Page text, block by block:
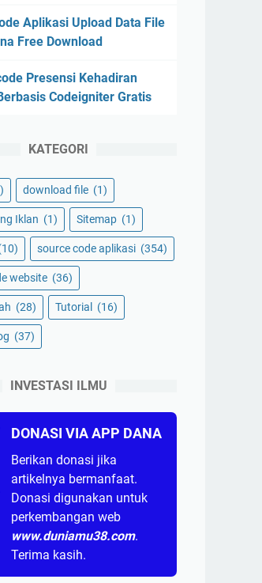
Aplikasi Upload Data File
Free Download
Presensi Kehadiran
Codeigniter Gratis
KATEGORI
download file (1)
Iklan (1) Sitemap (1)
source code aplikasi (354)
website (36)
(28) Tutorial (16)
(37)
INVESTASI ILMU
DONASI VIA APP DANA
Berikan donasi jika
artikelnya bermanfaat.
Donasi digunakan untuk
perkembangan web
www.duniamu38.com.
Terima kasih.